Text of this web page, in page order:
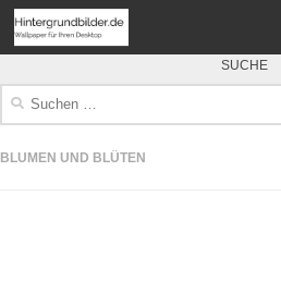
SUCHE
BLUMEN UND BLÜTEN